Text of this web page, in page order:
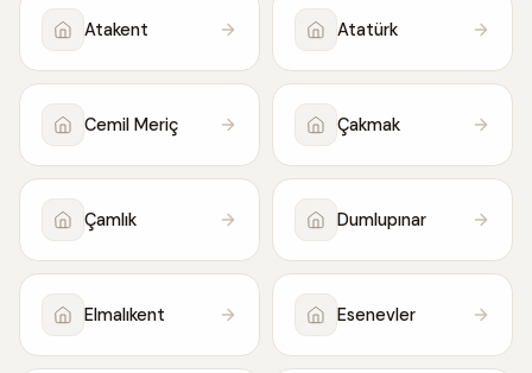
Atakent Atatürk
Cemil Meriç Çakmak
Çamlık Dumlupınar
Elmalıkent Esenevler